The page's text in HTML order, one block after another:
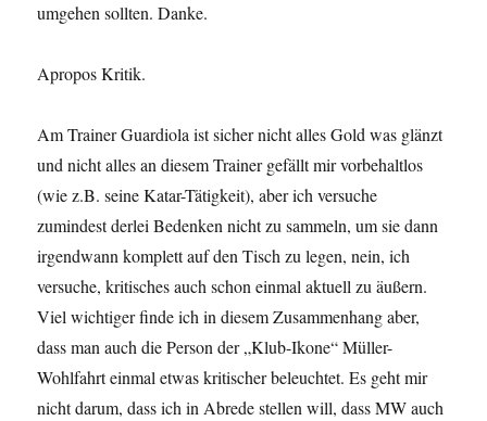
umgehen sollten. Danke.
Apropos Kritik.
Am Trainer Guardiola ist sicher nicht alles Gold was glänzt
und nicht alles an diesem Trainer gefällt mir vorbehaltlos
(wie z.B. seine Katar-Tätigkeit), aber ich versuche
zumindest derlei Bedenken nicht zu sammeln, um sie dann
irgendwann komplett auf den Tisch zu legen, nein, ich
versuche, kritisches auch schon einmal aktuell zu äußern.
Viel wichtiger finde ich in diesem Zusammenhang aber,
dass man auch die Person der „Klub-Ikone“ Müller-
Wohlfahrt einmal etwas kritischer beleuchtet. Es geht mir
nicht darum, dass ich in Abrede stellen will, dass MW auch